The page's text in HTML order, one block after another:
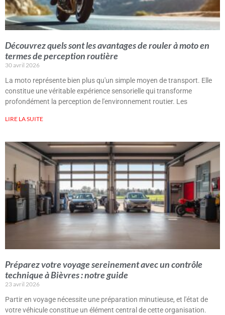
Découvrez quels sont les avantages de rouler à moto en
termes de perception routière
30 avril 2026
La moto représente bien plus qu'un simple moyen de transport. Elle
constitue une véritable expérience sensorielle qui transforme
profondément la perception de l'environnement routier. Les
LIRE LA SUITE
Préparez votre voyage sereinement avec un contrôle
technique à Bièvres : notre guide
23 avril 2026
Partir en voyage nécessite une préparation minutieuse, et l'état de
votre véhicule constitue un élément central de cette organisation.